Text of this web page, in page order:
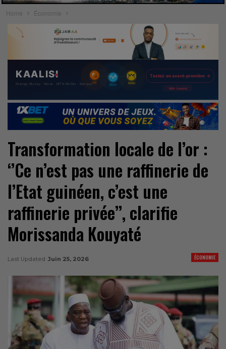
Home Économie
Transformation locale de l’or :
‘’Ce n’est pas une raffinerie de
l’Etat guinéen, c’est une
raffinerie privée’’, clarifie
Morissanda Kouyaté
ÉCONOMIE
Last Updated Juin 25, 2026